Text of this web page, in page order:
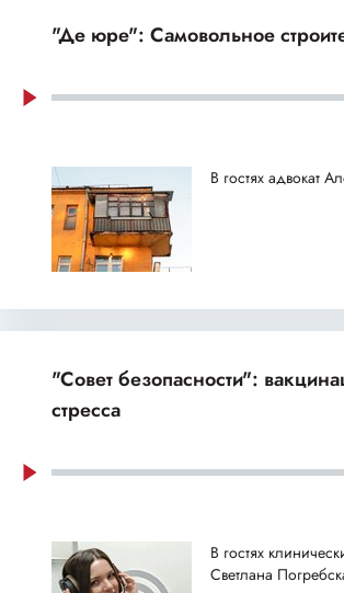
"Де юре": Самовольное
В гостях адвокат
"Совет безопасности":
стресса
В гостях
Светлана